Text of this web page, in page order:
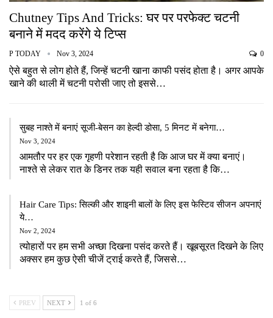
Chutney Tips And Tricks: घर पर परफेक्ट चटनी
बनाने में मदद करेंगे ये टिप्स
P TODAY Nov 3, 2024 0
ऐसे बहुत से लोग होते हैं, जिन्हें चटनी खाना काफी पसंद होता है। अगर आपके
खाने की थाली में चटनी परोसी जाए तो इससे…
सुबह नाश्ते में बनाएं सूजी-बेसन का हेल्दी डोसा, 5 मिनट में बनेगा…
Nov 3, 2024
आमतौर पर हर एक गृहणी परेशान रहती है कि आज घर में क्या बनाएं।
नाश्ते से लेकर रात के डिनर तक यही सवाल बना रहता है कि…
Hair Care Tips: सिल्की और शाइनी बालों के लिए इस फेस्टिव सीजन अपनाएं
ये…
Nov 2, 2024
त्योहारों पर हम सभी अच्छा दिखना पसंद करते हैं। खूबसूरत दिखने के लिए
अक्सर हम कुछ ऐसी चीजें ट्राई करते हैं, जिससे…
PREV NEXT 1 of 6